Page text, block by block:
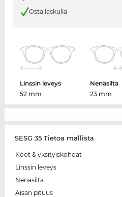
Osta laskulla
Linssin leveys
52 mm
Nenäsilta
23 mm
SESG 35 Tietoa mallista
Koot & yksityiskohdat
Linssin leveys
Nenäsilta
Aisan pituus